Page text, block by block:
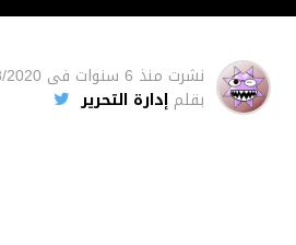
نشرت منذ 6 سنوات فى 2020
بقلم إدارة التحرير